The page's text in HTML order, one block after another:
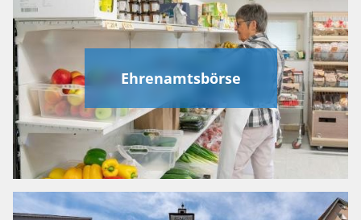
Ehrenamtsbörse